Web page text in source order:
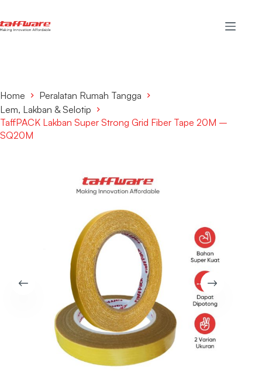
Home
Peralatan Rumah Tangga
Lem, Lakban & Selotip
TaffPACK Lakban Super Strong Grid Fiber Tape 20M –
SQ20M